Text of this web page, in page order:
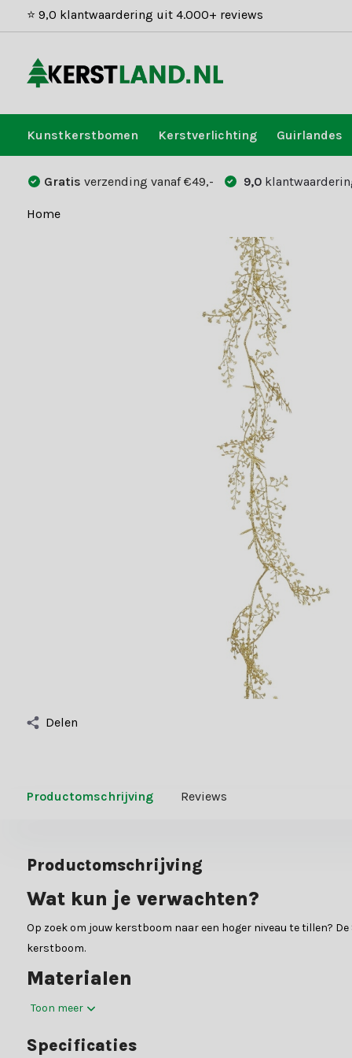
⭐ 9,0 klantwaardering uit 4.000+ reviews
Kunstkerstbomen Kerstverlichting Guirlandes
Gratis verzending vanaf €49,- 9,0
Home
Delen
Productomschrijving Reviews
Productomschrijving
Wat kun je verwachten?
Op zoek om jouw kerstboom naar een hoger niveau te tillen?
kerstboom.
Materialen
In de daarvoor bestemde specificatietabel vind je alle
Waarom kiezen voor Kerstland.nl?
Toon meer
Specificaties